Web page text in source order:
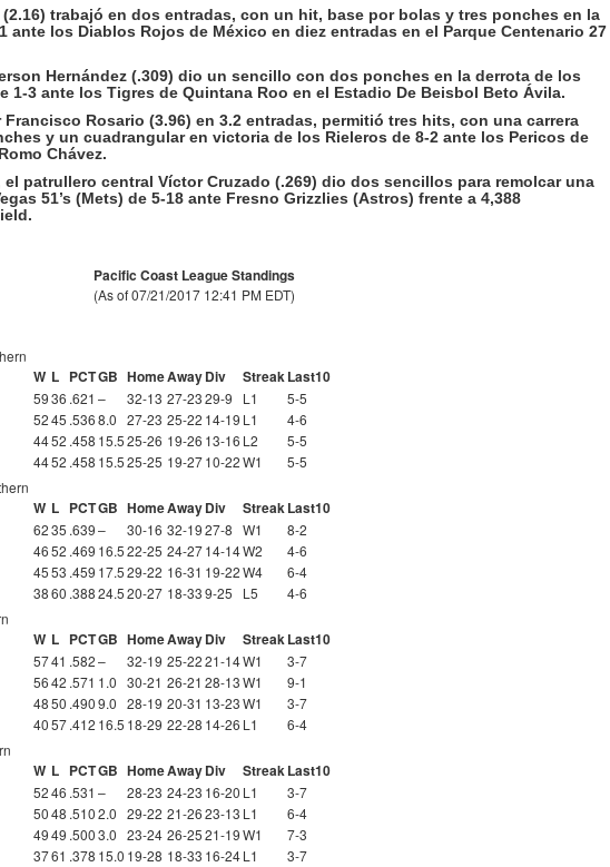
trabajó en dos entradas, con un hit, base por bolas y tres ponches en la
ante los Diablos Rojos de México en diez entradas en el Parque Centenario 27
Hernández (.309) dio un sencillo con dos ponches en la derrota de los
1-3 ante los Tigres de Quintana Roo en el Estadio De Beisbol Beto Ávila.
Rosario (3.96) en 3.2 entradas, permitió tres hits, con una carrera
y un cuadrangular en victoria de los Rieleros de 8-2 ante los Pericos de
Chávez.
patrullero central Víctor Cruzado (.269) dio dos sencillos para remolcar una
51’s (Mets) de 5-18 ante Fresno Grizzlies (Astros) frente a 4,388
Pacific Coast League Standings
(As of 07/21/2017 12:41 PM EDT)
W L PCTGB HomeAwayDiv StreakLast10
5936 .621 – 32-13 27-2329-9 L1
5-5
5245 .5368.0 27-23 25-22 14-19 L1
4-6
4452 .458 15.525-26 19-26 13-16 L2
5-5
4452 .458 15.525-25 19-2710-22W1
5-5
W L PCTGB HomeAwayDiv StreakLast10
6235 .639– 30-16 32-1927-8 W1
8-2
4652 .469 16.522-25 24-2714-14W2
4-6
4553 .459 17.529-22 16-31 19-22W4
6-4
3860 .38824.520-27 18-339-25 L5
4-6
W L PCTGB HomeAwayDiv StreakLast10
5741 .582– 32-19 25-2221-14W1
3-7
5642 .571 1.0 30-21 26-21 28-13W1
9-1
4850 .4909.0 28-19 20-31 13-23W1
3-7
4057.412 16.5 18-29 22-28 14-26 L1
6-4
W L PCTGB HomeAwayDiv StreakLast10
5246 .531 – 28-23 24-23 16-20 L1
3-7
5048 .5102.0 29-22 21-2623-13 L1
6-4
4949 .5003.0 23-24 26-2521-19W1
7-3
3761 .378 15.0 19-28 18-33 16-24L1
3-7